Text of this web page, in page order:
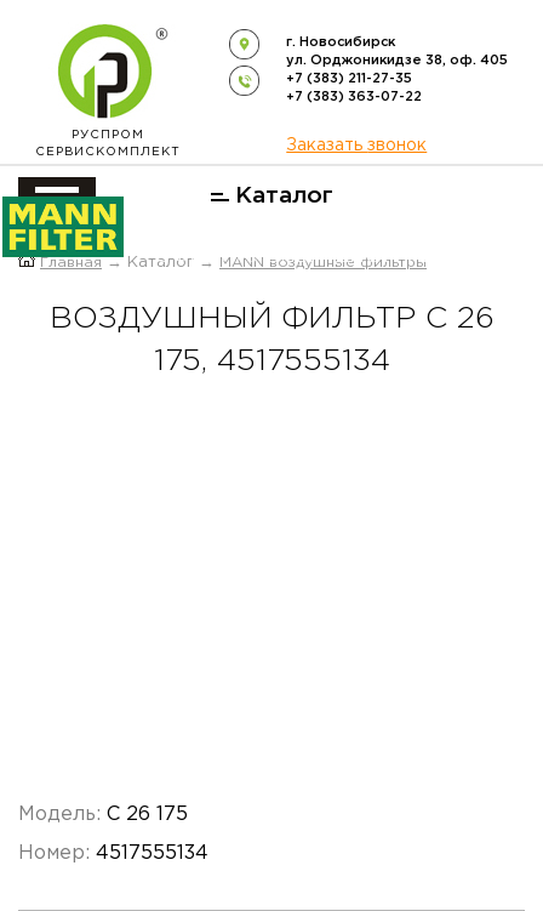
РУСПРОМ
СЕРВИСКОМПЛЕКТ
г. Новосибирск
ул. Орджоникидзе 38, оф. 405
+7 (383) 211-27-35
+7 (383) 363-07-22
Заказать звонок
Каталог
ОФИЦИАЛЬНЫЙ ДИСТРИБЬЮТОР
Главная → Каталог → MANN воздушные фильтры
ВОЗДУШНЫЙ ФИЛЬТР C 26
175, 4517555134
Модель: C 26 175
Номер: 4517555134